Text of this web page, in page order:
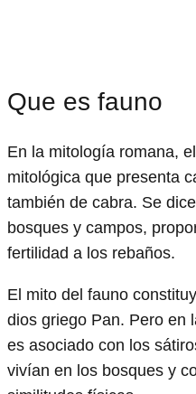
Que es fauno
En la mitología romana,
mitológica que presenta
también de cabra. Se
bosques y campos,
fertilidad a los rebaños.
El mito del fauno
dios griego Pan. Pero en
es asociado con los
vivían en los bosques y